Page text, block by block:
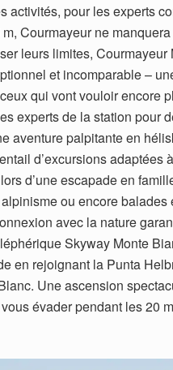
activités, pour les experts
Courmayeur ne
leurs limites,
et incomparable –
qui vont vouloir encore
experts de la station pour
aventure palpitante en
d’excursions adaptées
d’une escapade en
ou encore balades
avec la nature
Skyway Monte
en rejoignant la Punta
Une ascension
évader pendant les 20